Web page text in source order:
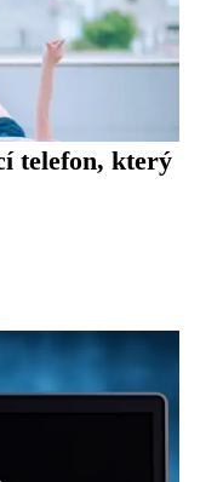
telefon, který